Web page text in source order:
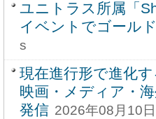
ユニトラス所属「
イベントでゴール
s
現在進行形で進化
映画・メディア・
発信 2026年08月10